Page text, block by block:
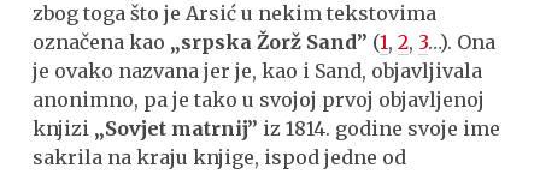
zbog toga što je Arsić u nekim tekstovima
označena kao „srpska Žorž Sand” (1,2, 3…). Ona
je ovako nazvana jer je, kao i Sand, objavljivala
anonimno, pa je tako u svojoj prvoj objavljenoj
knjizi „Sovjet matrnij” iz 1814. godine svoje ime
sakrila na kraju knjige, ispod jedne od